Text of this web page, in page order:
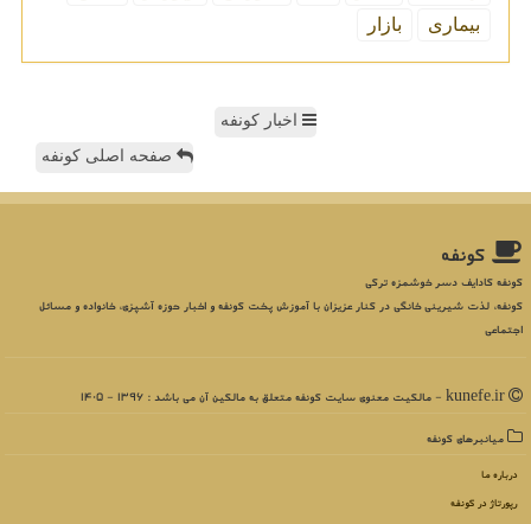
بیماری
بازار
اخبار کونفه
صفحه اصلی کونفه
كونفه
کونفه کادایف دسر خوشمزه ترکی
کونفه، لذت شیرینی خانگی در کنار عزیزان با آموزش پخت کونفه و اخبار حوزه آشپزی، خانواده و مسائل
اجتماعی
میانبرهای كونفه
درباره ما
رپورتاژ در كونفه